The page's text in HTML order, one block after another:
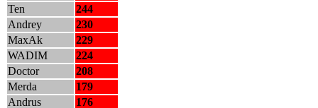
Ten
244
Andrey
230
MaxAk
229
WADIM
224
Doctor
208
Merda
179
Andrus
176